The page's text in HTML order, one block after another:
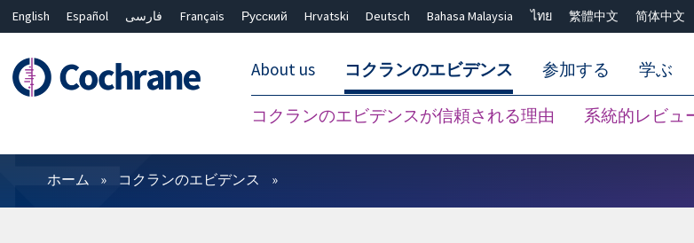
English Español فارسی Français Русский Hrvatski Deutsch Bahasa Malaysia ไทย 繁體中文 简体中文
About us コクランのエビデンス
コクランのエビデンスが信頼される理由 系統的レビュ
参加する 学ぶ
フィルター
ホーム コクランのエビデンス